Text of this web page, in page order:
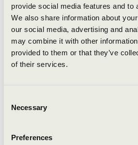
provide social media features and to
We also share information about
our social media, advertising and
may combine it with other
provided to them or that they’ve
of their services.
Selection
Necessary
Preferences
Rosonczy-Kovács Mihály- hegedű
Ifj.Szerényi Béla- furulya,
Zimber Ferenc- cimbalom